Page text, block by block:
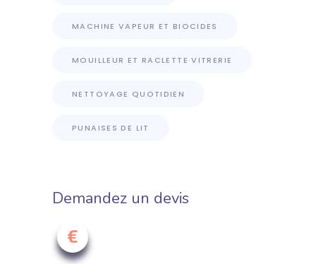
MACHINE VAPEUR ET BIOCIDES
MOUILLEUR ET RACLETTE VITRERIE
NETTOYAGE QUOTIDIEN
PUNAISES DE LIT
Demandez un devis